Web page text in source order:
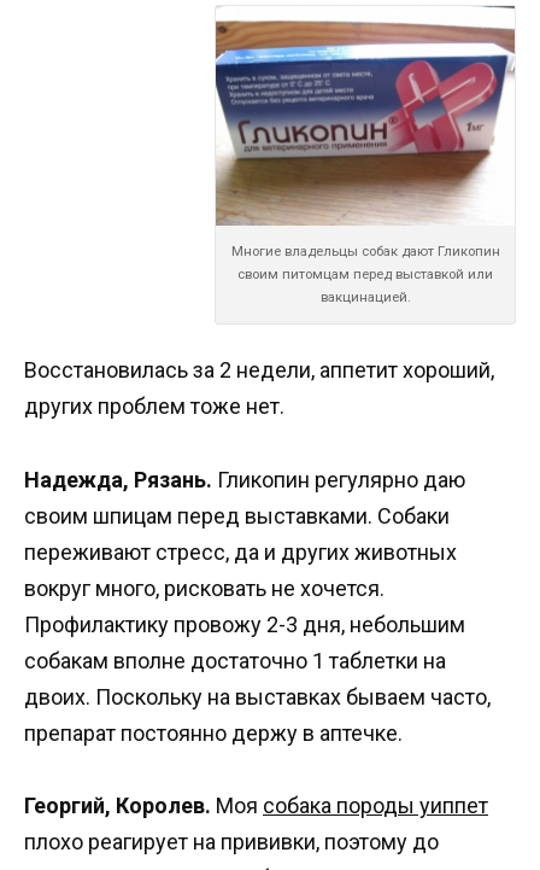
Многие владельцы собак дают Гликопин
своим питомцам перед выставкой или
вакцинацией.
Восстановилась за 2 недели, аппетит хороший,
других проблем тоже нет.
Надежда, Рязань. Гликопин регулярно даю
своим шпицам перед выставками. Собаки
переживают стресс, да и других животных
вокруг много, рисковать не хочется.
Профилактику провожу 2-3 дня, небольшим
собакам вполне достаточно 1 таблетки на
двоих. Поскольку на выставках бываем часто,
препарат постоянно держу в аптечке.
Георгий, Королев. Моя собака породы уиппет
плохо реагирует на прививки, поэтому до